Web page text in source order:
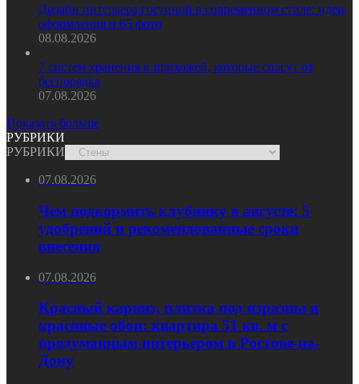
Дизайн интерьера гостиной в современном стиле: идеи
оформления и 65 фото
08.08.2026
7 систем хранения в прихожей, которые спасут от
беспорядка
07.08.2026
Показать больше
РУБРИКИ
РУБРИКИ
07.08.2026
Чем подкормить клубнику в августе: 5
удобрений и рекомендованные сроки
внесения
07.08.2026
Красный карниз, плитка под изразцы и
красивые обои: квартира 51 кв. м с
продуманным интерьером в Ростове-на-
Дону